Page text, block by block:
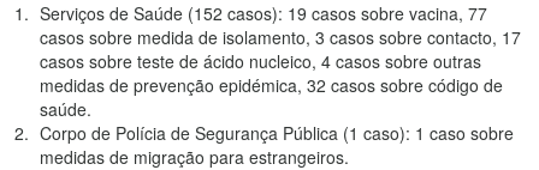
Serviços de Saúde (152 casos): 19 casos sobre vacina, 77
casos sobre medida de isolamento, 3 casos sobre contacto, 17
casos sobre teste de ácido nucleico, 4 casos sobre outras
medidas de prevenção epidémica, 32 casos sobre código de
saúde.
Corpo de Polícia de Segurança Pública (1 caso): 1 caso sobre
medidas de migração para estrangeiros.